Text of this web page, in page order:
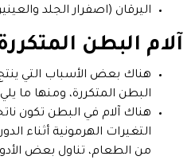
اليرقان (اصفرار الجلد
آلام البطن
هناك بعض الأسباب التي
البطن المتكررة، ومنها ما
هناك آلام في البطن تكون
التغيرات الهرمونية أثناء
من الطعام، تناول بعض